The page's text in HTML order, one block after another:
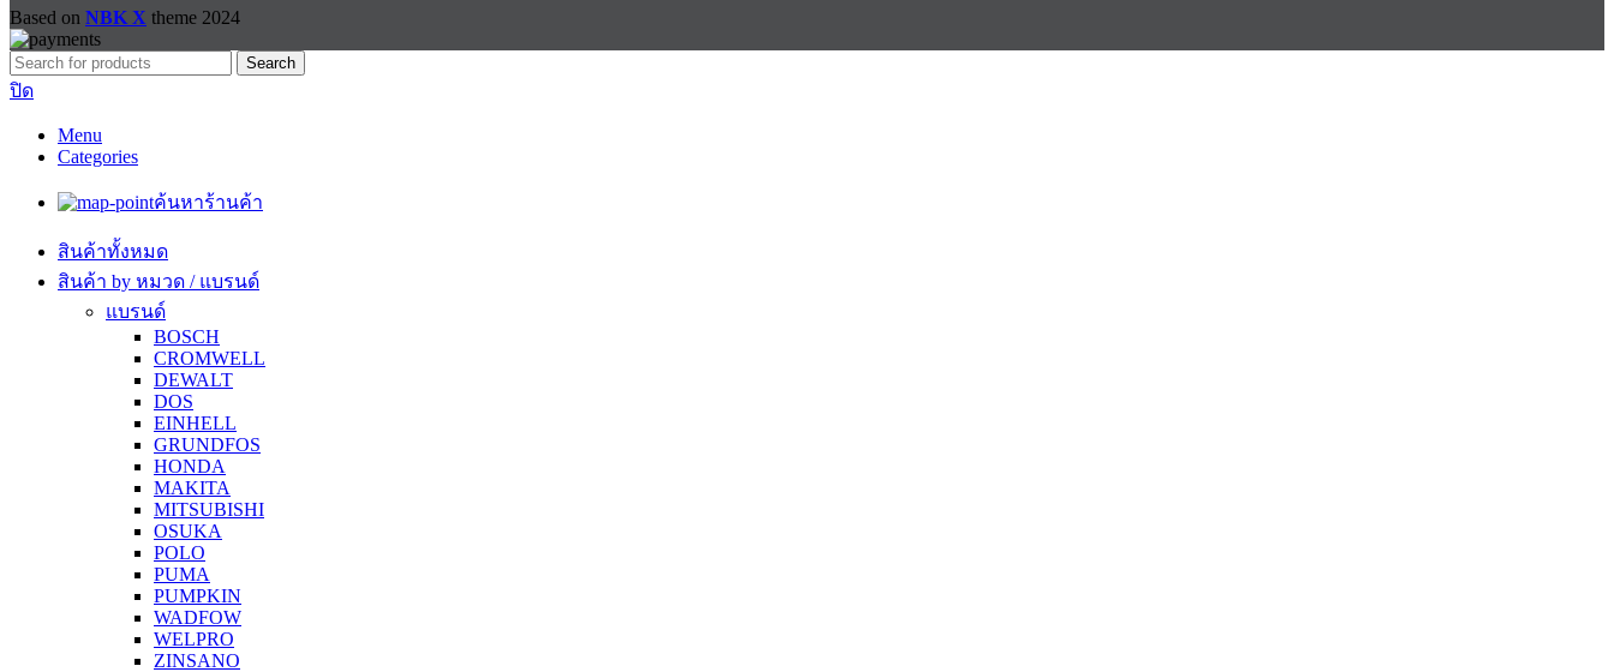
Based on NBK X theme 2024
Search
ปิด
Menu
Categories
ค้นหาร้านค้า
สินค้าทั้งหมด
สินค้า by หมวด / แบรนด์
แบรนด์
BOSCH
CROMWELL
DEWALT
DOS
EINHELL
GRUNDFOS
HONDA
MAKITA
MITSUBISHI
OSUKA
POLO
PUMA
PUMPKIN
WADFOW
WELPRO
ZINSANO